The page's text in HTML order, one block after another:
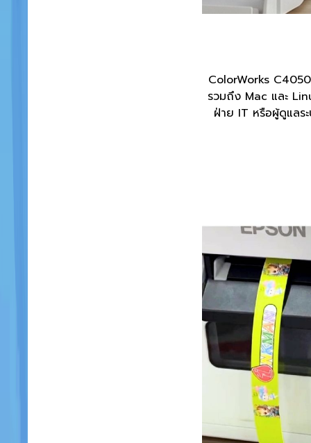
ColorWorks
รวมถึง Mac และ
ฝ่าย IT หรือผู้ดูแลร